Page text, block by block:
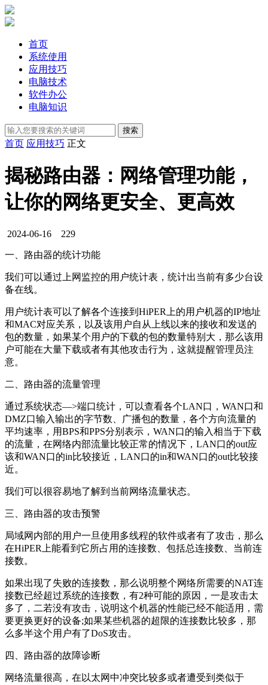
首页
系统使用
应用技巧
电脑技术
软件办公
电脑知识
首页 应用技巧 正文
揭秘路由器：网络管理功能，
让你的网络更安全、更高效
2024-06-16 229
一、路由器的统计功能
我们可以通过上网监控的用户统计表，统计出当前有多少台设
备在线。
用户统计表可以了解各个连接到HiPER上的用户机器的IP地址
和MAC对应关系，以及该用户自从上线以来的接收和发送的
包的数量，如果某个用户的下载的包的数量特别大，那么该用
户可能在大量下载或者有其他攻击行为，这就提醒管理员注
意。
二、路由器的流量管理
通过系统状态―>端口统计，可以查看各个LAN口，WAN口和
DMZ口输入输出的字节数、广播包的数量，各个方向流量的
平均速率，用BPS和PPS分别表示，WAN口的输入相当于下载
的流量，在网络内部流量比较正常的情况下，LAN口的out应
该和WAN口的in比较接近，LAN口的in和WAN口的out比较接
近。
我们可以很容易地了解到当前网络流量状态。
三、路由器的攻击预警
局域网内部的用户一旦使用多线程的软件或者有了攻击，那么
在HiPER上能看到它所占用的连接数、包括总连接数、当前连
接数。
如果出现了失败的连接数，那么说明整个网络所需要的NAT连
接数已经超过系统的连接数，有2种可能的原因，一是攻击太
多了，二若没有攻击，说明这个机器的性能已经不能适用，需
要更换更好的设备;如果某些机器的超限的连接数比较多，那
么多半这个用户有了DoS攻击。
四、路由器的故障诊断
网络流量很高，在以太网中冲突比较多或者遭受到类似于